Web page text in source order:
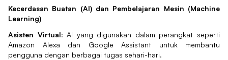
Kecerdasan Buatan (AI) dan Pembelajaran Mesin (Machine
Learning)
Asisten Virtual: AI yang digunakan dalam perangkat seperti
Amazon Alexa dan Google Assistant untuk membantu
pengguna dengan berbagai tugas sehari-hari.